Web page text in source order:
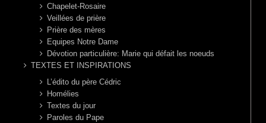
Chapelet-Rosaire
Veillées de prière
Prière des mères
Equipes Notre Dame
Dévotion particulière: Marie qui défait les noeuds
TEXTES ET INSPIRATIONS
L’édito du père Cédric
Homélies
Textes du jour
Paroles du Pape